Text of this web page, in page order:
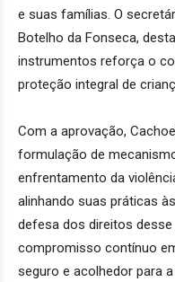
e suas famílias. O
Botelho da Fonseca,
instrumentos reforça o
proteção integral de
Com a aprovação,
formulação de
enfrentamento da
alinhando suas práticas
defesa dos direitos
compromisso contínuo
seguro e acolhedor para